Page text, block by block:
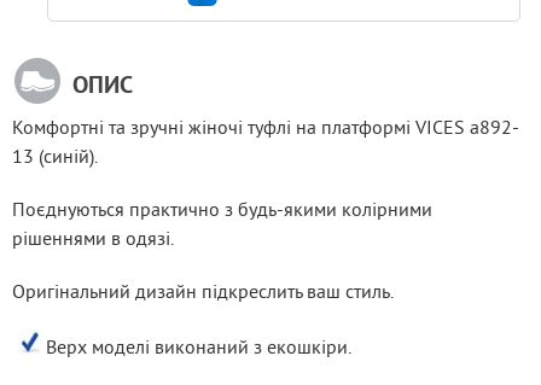
ОПИС
Комфортні та зручні жіночі туфлі на платформі VICES a892-
13 (синій).
Поєднуються практично з будь-якими колірними
рішеннями в одязі.
Оригінальний дизайн підкреслить ваш стиль.
Верх моделі виконаний з екошкіри.